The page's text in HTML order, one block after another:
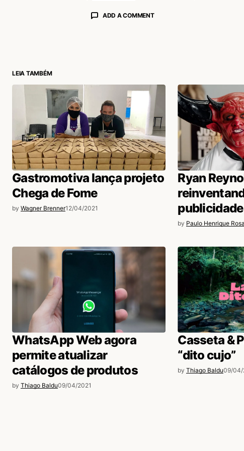
ADD A COMMENT
LEIA TAMBÉM
Gastromotiva lança projeto
Chega de Fome
by Wagner Brenner12/04/2021
Ryan
publicidade
by Paulo Henrique
WhatsApp Web agora
permite atualizar
catálogos de produtos
by Thiago Baldu09/04/2021
Casseta &
“dito cujo”
by Thiago Baldu09/04/